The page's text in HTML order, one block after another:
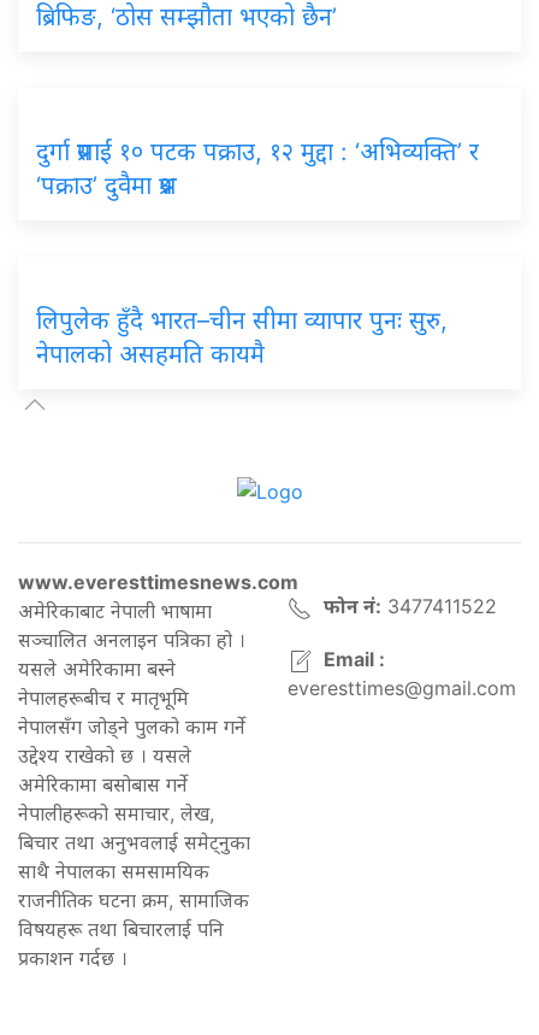
ब्रिफिङ, ‘ठोस सम्झौता भएको छैन’
दुर्गा प्रसाईं १० पटक पक्राउ, १२ मुद्दा : ‘अभिव्यक्ति’ र
‘पक्राउ’ दुवैमा प्रश्न
लिपुलेक हुँदै भारत–चीन सीमा व्यापार पुनः सुरु,
नेपालको असहमति कायमै
www.everesttimesnews.com
अमेरिकाबाट नेपाली भाषामा
सञ्चालित अनलाइन पत्रिका हो ।
यसले अमेरिकामा बस्ने
नेपालहरूबीच र मातृभूमि
नेपालसँग जोड्ने पुलको काम गर्ने
उद्देश्य राखेको छ । यसले
अमेरिकामा बसोबास गर्ने
नेपालीहरूको समाचार, लेख,
बिचार तथा अनुभवलाई समेट्नुका
साथै नेपालका समसामयिक
राजनीतिक घटना क्रम, सामाजिक
विषयहरू तथा बिचारलाई पनि
प्रकाशन गर्दछ ।
फोन नं: 3477411522
Email :
everesttimes@gmail.com